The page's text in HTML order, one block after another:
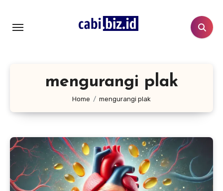
konten
mengurangi plak
Home mengurangi plak